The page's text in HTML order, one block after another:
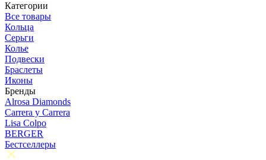
Категории
Все товары
Кольца
Серьги
Колье
Подвески
Браслеты
Иконы
Бренды
Alrosa Diamonds
Carrera y Carrera
Lisa Colpo
BERGER
Бестселлеры